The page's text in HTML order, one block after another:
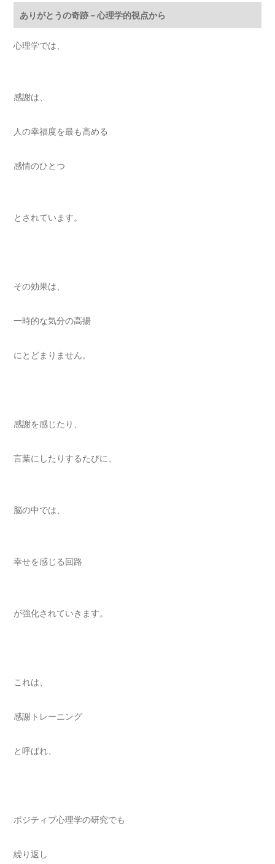
ありがとうの奇跡－心理学的視点から
心理学では、
感謝は、
人の幸福度を最も高める
感情のひとつ
とされています。
その効果は、
一時的な気分の高揚
にとどまりません。
感謝を感じたり、
言葉にしたりするたびに、
脳の中では、
幸せを感じる回路
が強化されていきます。
これは、
感謝トレーニング
と呼ばれ、
ポジティブ心理学の研究でも
繰り返し